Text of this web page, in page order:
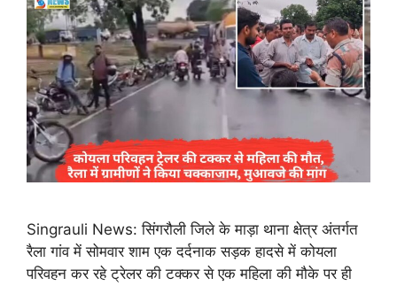
Singrauli News: सिंगरौली जिले के माड़ा थाना क्षेत्र अंतर्गत
रैला गांव में सोमवार शाम एक दर्दनाक सड़क हादसे में कोयला
परिवहन कर रहे ट्रेलर की टक्कर से एक महिला की मौके पर ही